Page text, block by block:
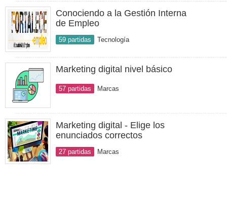
Conociendo a la Gestión Interna
de Empleo
59 partidas Tecnología
Marketing digital nivel básico
57 partidas Marcas
Marketing digital - Elige los
enunciados correctos
27 partidas Marcas